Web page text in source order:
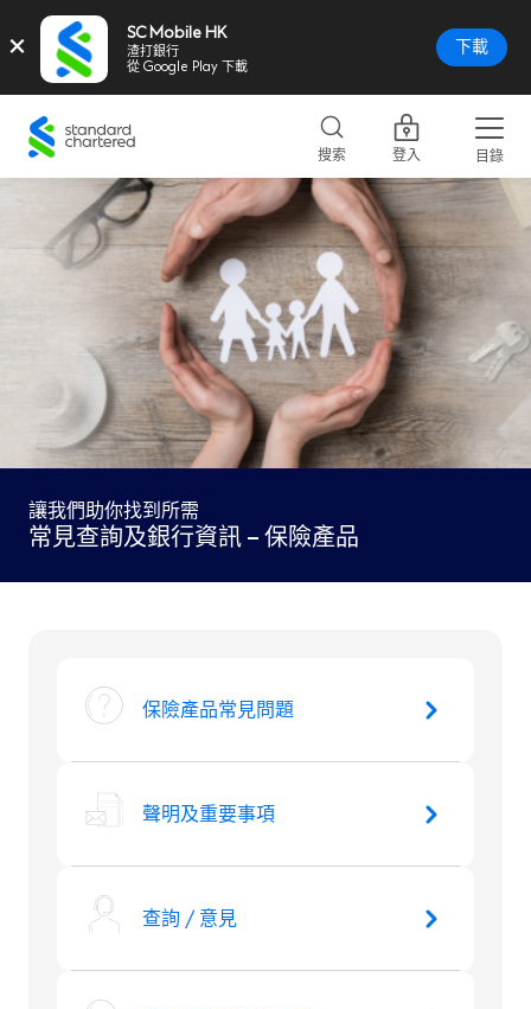
× SC Mobile HK
渣打銀行
從 Google Play 下載
下載
Standard
Chartered
Logo,
Page
Link
搜索 登入 目錄
讓我們助你找到所需
常見查詢及銀行資訊 – 保險產品
保險產品常見問題
聲明及重要事項
查詢 / 意見